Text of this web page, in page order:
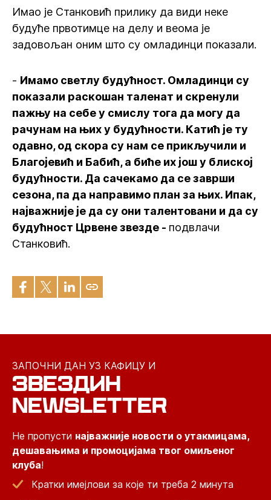
Имао је Станковић прилику да види неке
будуће првотимце на делу и веома је
задовољан оним што су омладинци показали.
- Имамо светлу будућност. Омладинци су
показали раскошан таленат и скренули
пажњу на себе у смислу тога да могу да
рачунам на њих у будућности. Катић је ту
одавно, од скора су нам се прикључили и
Благојевић и Бабић, а биће их још у блиској
будућности. Да сачекамо да се заврши
сезона, па да направимо план за њих. Ипак,
најважније је да су они талентовани и да су
будућност Црвене звезде - подвлачи
Станковић.
ЗАПОЧНИ ДАН УЗ КАФИЦУ И
ЗВЕЗДИН
NEWSLETTER
Не пропусти најважније новости о утакмицама,
дешавањима и промоцијама твог омиљеног
клуба!
Кратки имејлови за које ти треба 2 минута